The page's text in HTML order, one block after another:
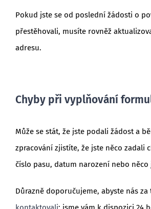
Pokud jste se od poslední žádosti o
přestěhovali, musíte rovněž
adresu.
Chyby při vyplňování
Může se stát, že jste podali žádost a
zpracování zjistíte, že jste něco zadali
číslo pasu, datum narození nebo něco
Důrazně doporučujeme, abyste nás